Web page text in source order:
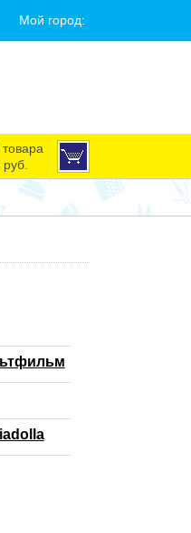
Мой город:
руб.